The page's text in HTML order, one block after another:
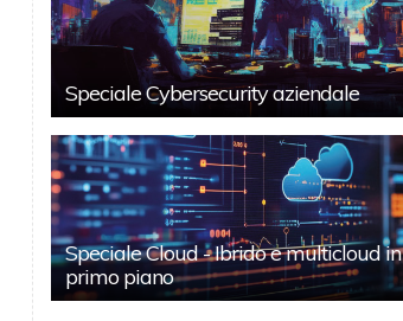
Speciale Cybersecurity aziendale
Speciale Cloud - Ibrido e multicloud in
primo piano